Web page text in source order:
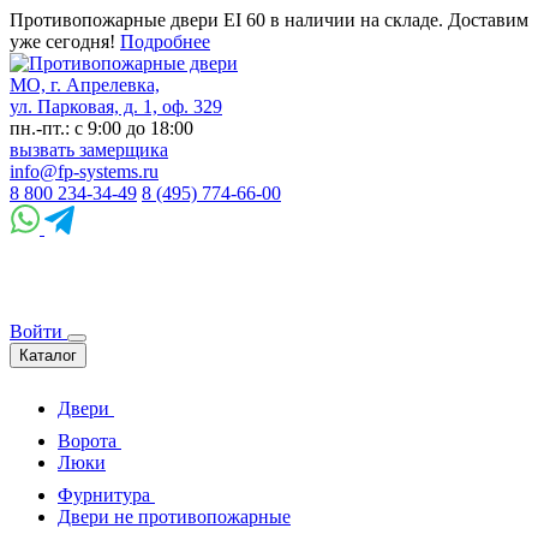
Противопожарные двери EI 60 в наличии на складе. Доставим
уже сегодня! Подробнее
МО, г. Апрелевка,
ул. Парковая, д. 1, оф. 329
пн.-пт.: с 9:00 до 18:00
вызвать замерщика
info@fp-systems.ru
8 800 234-34-49 8 (495) 774-66-00
Войти
Каталог
Двери
Ворота
Люки
Фурнитура
Двери не противопожарные